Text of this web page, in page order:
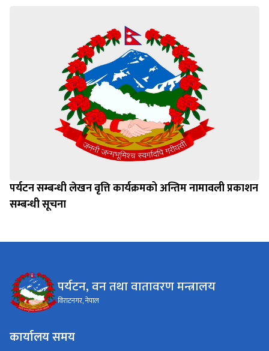
पर्यटन सम्बन्धी लेखन वृत्ति कार्यक्रमको अन्तिम नामावली प्रकाशन
सम्बन्धी सूचना
पर्यटन, वन तथा वातावरण मन्त्रालय
विराटनगर, नेपाल
कार्यालय समय